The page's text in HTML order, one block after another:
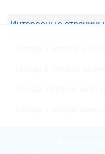
Интересные страницы